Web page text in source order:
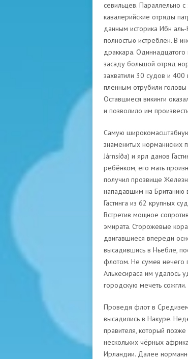
севильцев. Параллельно
кавалерийские отряды
данным историка Ибн
полностью истреблён. В
драккара.
засаду большой отряд
захватили 30 судов и 400
пленным отрубили
Оставшиеся викинги
и позволило им
Самую широкомасштабную
знаменитых норманнских
Járnsíða) и ярл данов
ребёнком, его мать
получил прозвище
нападавшим на Британию
Гастинга из 62 крупных
Встретив мощное
эмирата. Сторожевые
двигавшиеся впереди
высадившись в Ньебле,
флотом. Не сумев нечего
Альхесираса им удалось
городскую мечеть сожгли.
Проведя флот в
высадились в Накуре.
правителя, который
нескольких чёрных
Ирландии. Далее